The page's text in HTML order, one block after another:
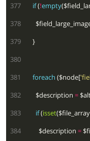
377
if (!empty
378
379
    }
380
381
foreach ($node[
382
      $description
=
383
if (isset
384
        $description
=